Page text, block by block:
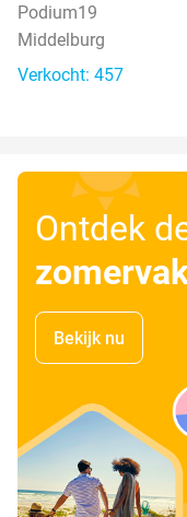
Podium19
Middelburg
Verkocht: 457
Ontdek
Bekijk nu